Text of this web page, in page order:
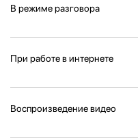
В режиме разговора
При работе в интернете
Воспроизведение видео